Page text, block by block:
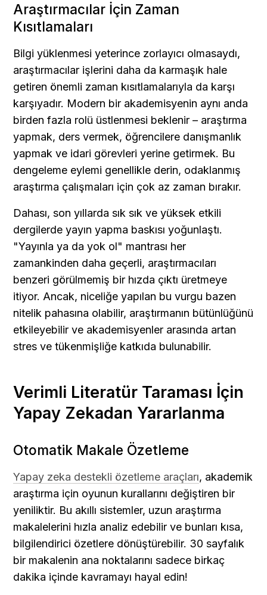
Araştırmacılar İçin Zaman
Kısıtlamaları
Bilgi yüklenmesi yeterince zorlayıcı olmasaydı,
araştırmacılar işlerini daha da karmaşık hale
getiren önemli zaman kısıtlamalarıyla da karşı
karşıyadır. Modern bir akademisyenin aynı anda
birden fazla rolü üstlenmesi beklenir – araştırma
yapmak, ders vermek, öğrencilere danışmanlık
yapmak ve idari görevleri yerine getirmek. Bu
dengeleme eylemi genellikle derin, odaklanmış
araştırma çalışmaları için çok az zaman bırakır.
Dahası, son yıllarda sık sık ve yüksek etkili
dergilerde yayın yapma baskısı yoğunlaştı.
"Yayınla ya da yok ol" mantrası her
zamankinden daha geçerli, araştırmacıları
benzeri görülmemiş bir hızda çıktı üretmeye
itiyor. Ancak, niceliğe yapılan bu vurgu bazen
nitelik pahasına olabilir, araştırmanın bütünlüğünü
etkileyebilir ve akademisyenler arasında artan
stres ve tükenmişliğe katkıda bulunabilir.
Verimli Literatür Taraması İçin
Yapay Zekadan Yararlanma
Otomatik Makale Özetleme
Yapay zeka destekli özetleme araçları, akademik
araştırma için oyunun kurallarını değiştiren bir
yeniliktir. Bu akıllı sistemler, uzun araştırma
makalelerini hızla analiz edebilir ve bunları kısa,
bilgilendirici özetlere dönüştürebilir. 30 sayfalık
bir makalenin ana noktalarını sadece birkaç
dakika içinde kavramayı hayal edin!